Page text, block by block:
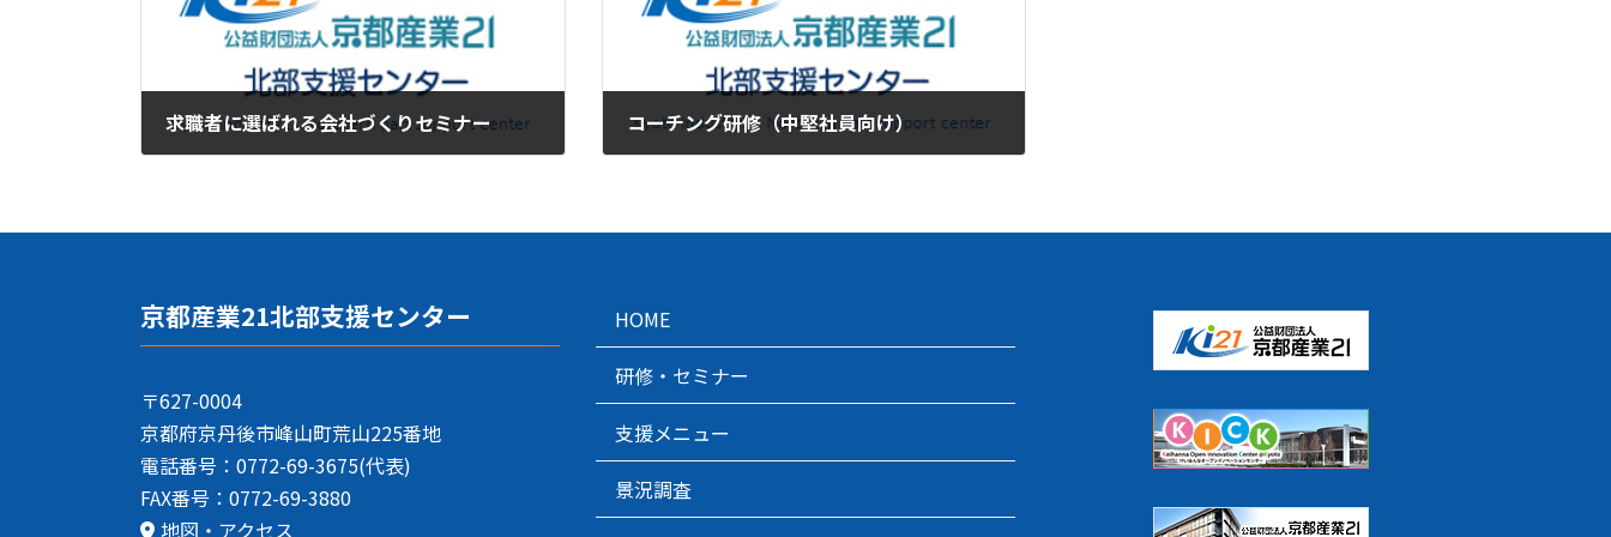
求職者に選ばれる会社づくりセミナー コーチング研修（中堅社員向け）
京都産業21北部支援センター
〒627-0004
京都府京丹後市峰山町荒山225番地
電話番号：0772-69-3675(代表)
FAX番号：0772-69-3880
地図・アクセス
HOME
研修・セミナー
支援メニュー
景況調査